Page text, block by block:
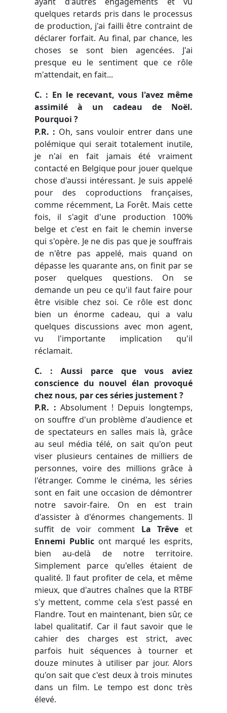
quelques retards pris dans le processus
de production, j'ai failli être contraint de
déclarer forfait. Au final, par chance, les
choses se sont bien agencées. J'ai
presque eu le sentiment que ce rôle
m'attendait, en fait...
C. : En le recevant, vous l'avez même
assimilé à un cadeau de Noël.
Pourquoi ?
P.R. : Oh, sans vouloir entrer dans une
polémique qui serait totalement inutile,
je n'ai en fait jamais été vraiment
contacté en Belgique pour jouer quelque
chose d'aussi intéressant. Je suis appelé
pour des coproductions françaises,
comme récemment, La Forêt. Mais cette
fois, il s'agit d'une production 100%
belge et c'est en fait le chemin inverse
qui s'opère. Je ne dis pas que je souffrais
de n'être pas appelé, mais quand on
dépasse les quarante ans, on finit par se
poser quelques questions. On se
demande un peu ce qu'il faut faire pour
être visible chez soi. Ce rôle est donc
bien un énorme cadeau, qui a valu
quelques discussions avec mon agent,
vu l'importante implication qu'il
réclamait.
C. : Aussi parce que vous aviez
conscience du nouvel élan provoqué
chez nous, par ces séries justement ?
P.R. : Absolument ! Depuis longtemps,
on souffre d'un problème d'audience et
de spectateurs en salles mais là, grâce
au seul média télé, on sait qu'on peut
viser plusieurs centaines de milliers de
personnes, voire des millions grâce à
l'étranger. Comme le cinéma, les séries
sont en fait une occasion de démontrer
notre savoir-faire. On en est train
d'assister à d'énormes changements. Il
suffit de voir comment La Trêve et
Ennemi Publicont marqué les esprits,
bien au-delà de notre territoire.
Simplement parce qu'elles étaient de
qualité. Il faut profiter de cela, et même
mieux, que d'autres chaînes que la RTBF
s'y mettent, comme cela s'est passé en
Flandre. Tout en maintenant, bien sûr, ce
label qualitatif. Car il faut savoir que le
cahier des charges est strict, avec
parfois huit séquences à tourner et
douze minutes à utiliser par jour. Alors
qu'on sait que c'est deux à trois minutes
dans un film. Le tempo est donc très
élevé.